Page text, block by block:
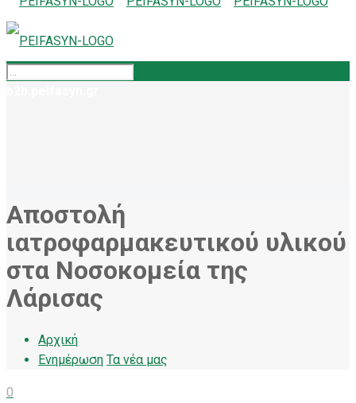
Αποστολή
ιατροφαρμακευτικού υλικού
στα Νοσοκομεία της
Λάρισας
Αρχική
Ενημέρωση Τα νέα μας
0